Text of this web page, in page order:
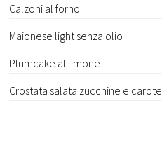
Calzoni al forno
Maionese light senza olio
Plumcake al limone
Crostata salata zucchine e carote